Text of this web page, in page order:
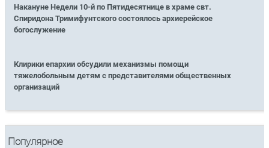
Накануне Недели 10-й по Пятидесятнице в храме свт.
Спиридона Тримифунтского состоялось архиерейское
богослужение
Клирики епархии обсудили механизмы помощи
тяжелобольным детям с представителями общественных
организаций
Популярное